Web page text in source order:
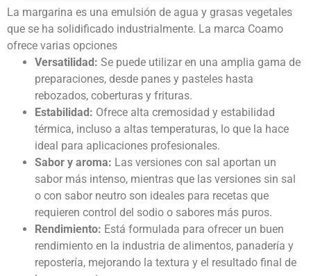
La margarina es una emulsión de agua y grasas vegetales
que se ha solidificado industrialmente. La marca Coamo
ofrece varias opciones
Versatilidad: Se puede utilizar en una amplia gama de
preparaciones, desde panes y pasteles hasta
rebozados, coberturas y frituras.
Estabilidad: Ofrece alta cremosidad y estabilidad
térmica, incluso a altas temperaturas, lo que la hace
ideal para aplicaciones profesionales.
Sabor y aroma: Las versiones con sal aportan un
sabor más intenso, mientras que las versiones sin sal
o con sabor neutro son ideales para recetas que
requieren control del sodio o sabores más puros.
Rendimiento: Está formulada para ofrecer un buen
rendimiento en la industria de alimentos, panadería y
repostería, mejorando la textura y el resultado final de